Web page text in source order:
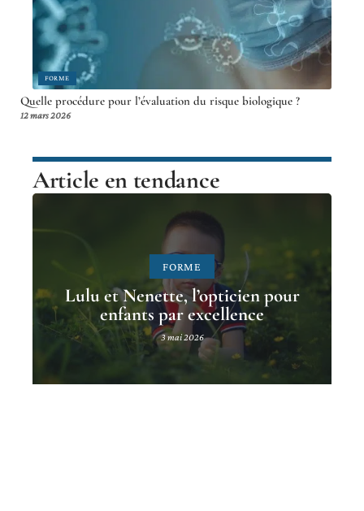
FORME
Quelle procédure pour l’évaluation du risque biologique ?
12 mars 2026
Article en tendance
FORME
Lulu et Nenette, l’opticien pour
enfants par excellence
3 mai 2026